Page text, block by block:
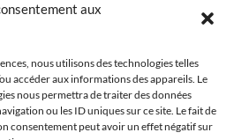
aux
nous utilisons des technologies telles
accéder aux informations des appareils. Le
nous permettra de traiter des données
ou les ID uniques sur ce site. Le fait de
consentement peut avoir un effet négatif sur